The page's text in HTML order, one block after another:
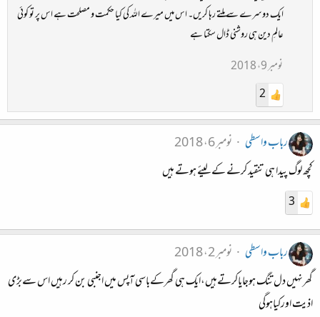
ایک دوسرے سے ملتے رہا کریں۔ اس میں میرے اللہ کی کیا حکمت و مصلحت ہے اس پر تو کوئی
عالمِ دین ہی روشنی ڈال سکتا ہے
نومبر 9، 2018
2
رباب واسطی
نومبر 6، 2018
کچھ لوگ پیدا ہی تنقید کرنے کے لیئے ہوتے ہیں
3
رباب واسطی
نومبر 2، 2018
گھرنہیں دل تنگ ہوجایاکرتےہیں،ایک ہی گھرکےباسی آپس میں اجنبی بن کر رہیں اس سےبڑی
اذیت اورکیاہوگی